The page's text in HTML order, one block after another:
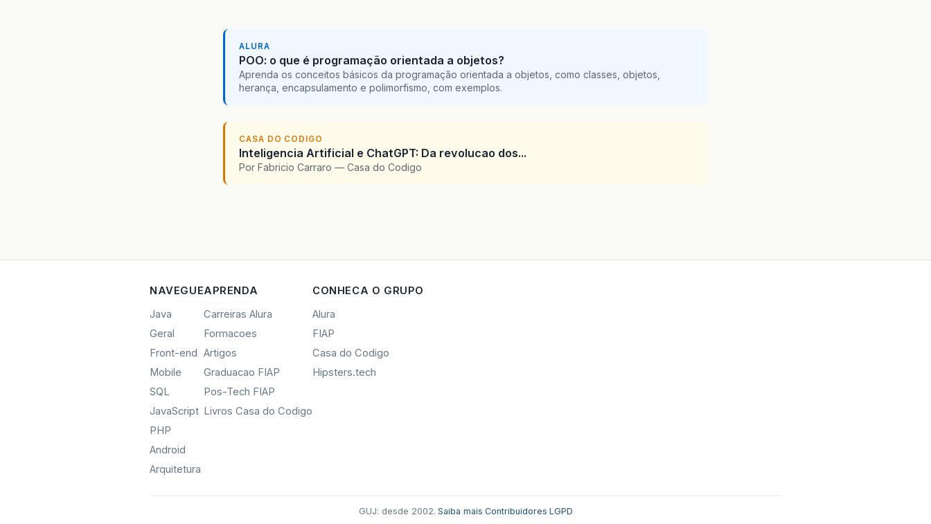
ALURA
POO: o que é programação orientada a objetos?
Aprenda os conceitos básicos da programação orientada a objetos, como classes, objetos,
herança, encapsulamento e polimorfismo, com exemplos.
CASA DO CODIGO
Inteligencia Artificial e ChatGPT: Da revolucao dos...
Por Fabricio Carraro — Casa do Codigo
NAVEGUE
Java
Geral
Front-end
Mobile
SQL
JavaScript
PHP
Android
Arquitetura
APRENDA
Carreiras Alura
Formacoes
Artigos
Graduacao FIAP
Pos-Tech FIAP
Livros Casa do Codigo
CONHECA O GRUPO
Alura
FIAP
Casa do Codigo
Hipsters.tech
GUJ: desde 2002.·Saiba mais·Contribuidores·LGPD